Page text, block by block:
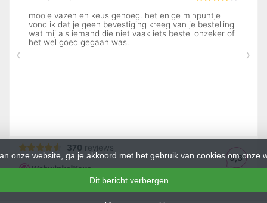
onze website, ga je akkoord met het gebruik van cookies om onze
Dit bericht verbergen